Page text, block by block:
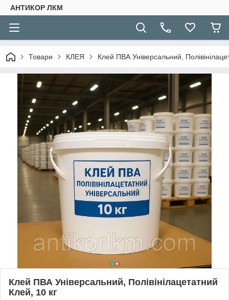
АНТИКОР ЛКМ
Товари КЛЕЯ Клей ПВА Універсальний,
Клей ПВА Універсальний, Полівінілацетатний
Клей, 10 кг